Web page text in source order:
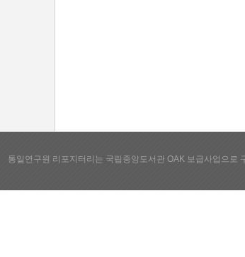
통일연구원 리포지터리는 국립중앙도서관 OAK 보급사업으로